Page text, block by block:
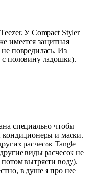
У Compact Styler
имеется защитная
повредилась. Из
с половину ладошки).
специально чтобы
кондиционеры и маски.
расчесок Tangle
виды расчесок не
вытрясти воду).
в душе я про нее